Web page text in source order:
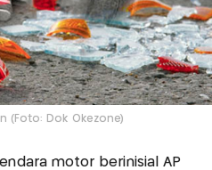
(Foto: Dok Okezone)
motor berinisial AP